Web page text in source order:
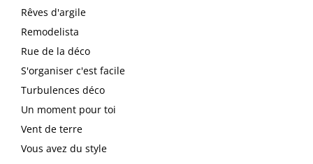
Rêves d'argile
Remodelista
Rue de la déco
S'organiser c'est facile
Turbulences déco
Un moment pour toi
Vent de terre
Vous avez du style